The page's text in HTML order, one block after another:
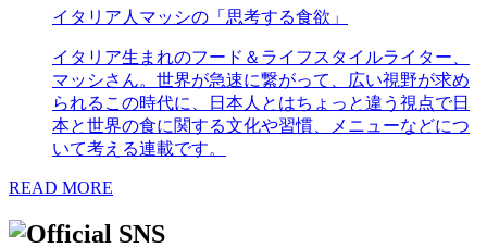
イタリア人マッシの「思考する食欲」
イタリア生まれのフード＆ライフスタイルライター、
マッシさん。世界が急速に繋がって、広い視野が求め
られるこの時代に、日本人とはちょっと違う視点で日
本と世界の食に関する文化や習慣、メニューなどにつ
いて考える連載です。
READ MORE